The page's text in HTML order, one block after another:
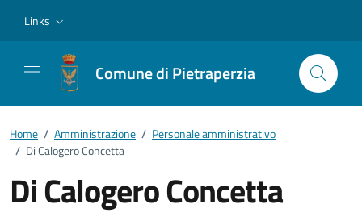
Links
Comune di Pietraperzia
Home / Amministrazione / Personale amministrativo
/ Di Calogero Concetta
Di Calogero Concetta